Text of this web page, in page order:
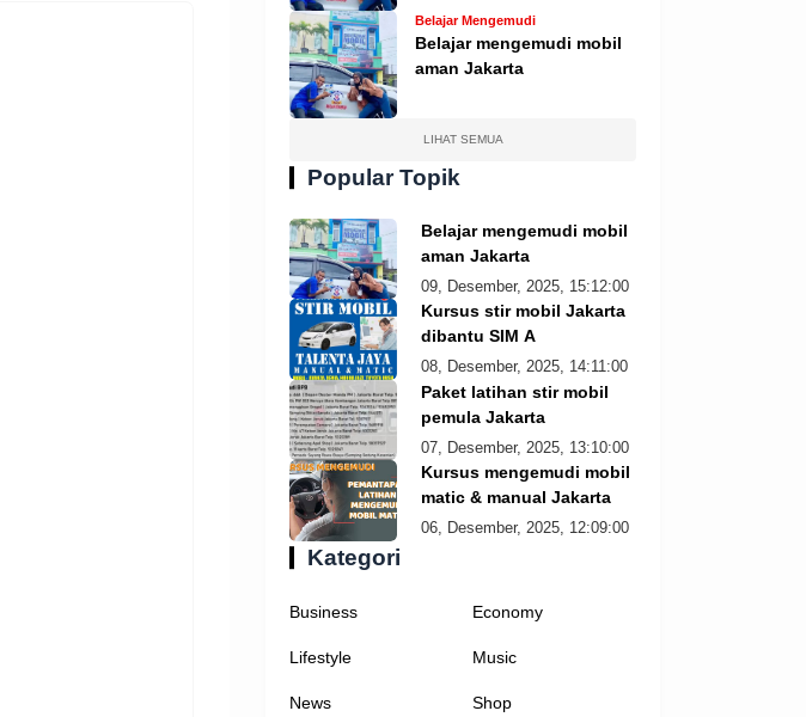
Belajar Mengemudi
Belajar mengemudi mobil
aman Jakarta
LIHAT SEMUA
Popular Topik
Belajar mengemudi mobil
aman Jakarta
09, Desember, 2025, 15:12:00
Kursus stir mobil Jakarta
dibantu SIM A
08, Desember, 2025, 14:11:00
Paket latihan stir mobil
pemula Jakarta
07, Desember, 2025, 13:10:00
Kursus mengemudi mobil
matic & manual Jakarta
06, Desember, 2025, 12:09:00
Kategori
Business Economy
Lifestyle Music
News Shop